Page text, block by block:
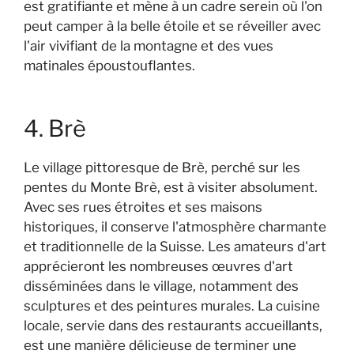
est gratifiante et mène à un cadre serein où l'on
peut camper à la belle étoile et se réveiller avec
l'air vivifiant de la montagne et des vues
matinales époustouflantes.
4. Brè
Le village pittoresque de Brè, perché sur les
pentes du Monte Brè, est à visiter absolument.
Avec ses rues étroites et ses maisons
historiques, il conserve l'atmosphère charmante
et traditionnelle de la Suisse. Les amateurs d'art
apprécieront les nombreuses œuvres d'art
disséminées dans le village, notamment des
sculptures et des peintures murales. La cuisine
locale, servie dans des restaurants accueillants,
est une manière délicieuse de terminer une